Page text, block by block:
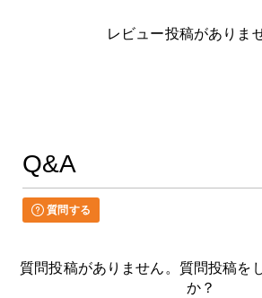
レビュー投稿がありま
Q&A
質問する
質問投稿がありません。質問投稿を
か？